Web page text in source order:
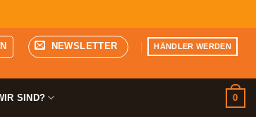
NEWSLETTER HÄNDLER WERDEN
SIND? 0